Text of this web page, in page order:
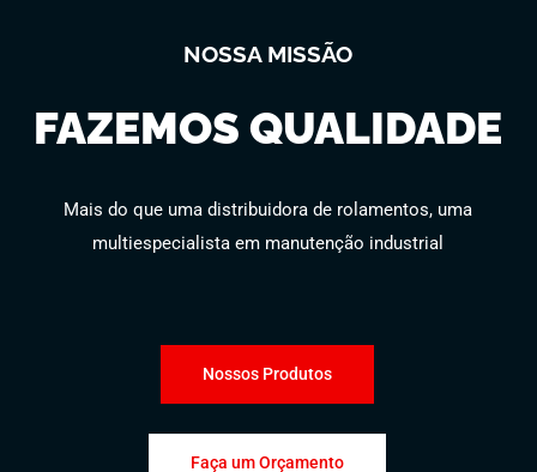
FAZEMOS QUALIDADE
NOSSA MISSÃO
Mais do que uma distribuidora de rolamentos, uma
multiespecialista em manutenção industrial
Nossos Produtos
Faça um Orçamento